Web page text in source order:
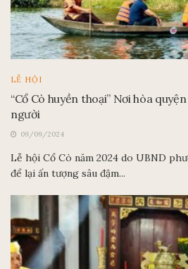
LỄ HỘI
“Cổ Cò huyền thoại” Nơi hòa
người
09/09/2024
Lễ hội Cổ Cò năm 2024 do UBND
để lại ấn tượng sâu đậm...